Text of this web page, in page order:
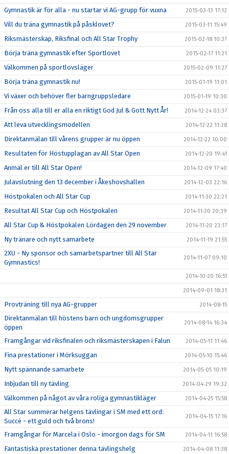
Gymnastik är för alla - nu startar vi AG-grupp för vuxna 2015-03-13 17:12
Vill du träna gymnastik på påsklovet? 2015-03-11 15:49
Riksmästerskap, Riksfinal och All Star Trophy 2015-02-18 10:37
Börja träna gymnastik efter Sportlovet 2015-02-17 11:21
Välkommen på sportlovsläger 2015-02-09 11:27
Börja träna gymnastik nu! 2015-01-19 11:01
Vi växer och behöver fler barngruppsledare 2015-01-19 10:30
Från oss alla till er alla en riktigt God Jul & Gott Nytt År! 2014-12-24 03:37
Att leva utvecklingsmodellen 2014-12-22 11:28
Direktanmälan till vårens grupper är nu öppen 2014-12-22 10:00
Resultaten för Höstupplagan av All Star Open 2014-12-20 19:41
Anmäl er till All Star Open! 2014-12-09 17:40
Julavslutning den 13 december i Åkeshovshallen 2014-12-03 22:16
Höstpokalen och All Star Cup 2014-11-30 22:21
Resultat All Star Cup och Höstpokalen 2014-11-30 20:39
All Star Cup & Höstpokalen Lördagen den 29 november 2014-11-20 23:17
Ny tränare och nytt samarbete 2014-11-19 21:55
2XU - Ny sponsor och samarbetspartner till All Star
Gymnastics!
2014-11-07 09:10
2014-10-20 16:51
2014-09-01 18:31
Provträning till nya AG-grupper 2014-08-15
Direktanmälan till höstens barn och ungdomsgrupper
öppen
2014-08-14 16:34
Framgångar vid riksfinalen och riksmästerskapen i Falun 2014-05-11 11:46
Fina prestationer i Mörksuggan 2014-05-10 15:46
Nytt spännande samarbete 2014-05-05 10:19
Inbjudan till ny tävling 2014-04-29 19:32
Välkommen på något av våra roliga gymnastikläger 2014-04-25 15:58
All Star summerar helgens tävlingar i SM med ett ord:
Succé - ett guld och två brons!
2014-04-15 17:16
Framgångar för Marcela i Oslo - imorgon dags för SM 2014-04-11 16:58
Fantastiska prestationer denna tävlingshelg 2014-04-08 11:38